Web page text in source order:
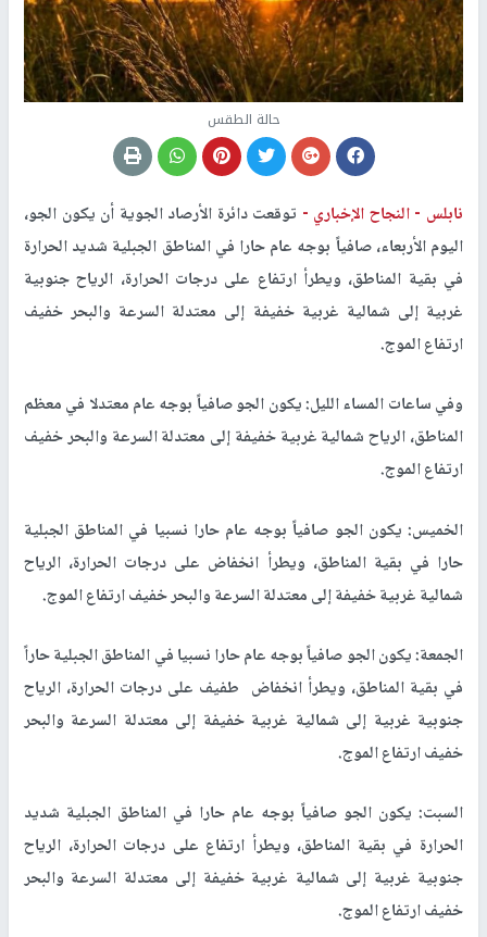
حالة الطقس
نابلس -النجاح الإخباري - توقعت دائرة الأرصاد الجوية أن يكون الجو،
اليوم الأربعاء، صافياً بوجه عام حارا في المناطق الجبلية شديد الحرارة
في بقية المناطق، ويطرأ ارتفاع على درجات الحرارة، الرياح جنوبية
غربية إلى شمالية غربية خفيفة إلى معتدلة السرعة والبحر خفيف
ارتفاع الموج.
وفي ساعات المساء الليل: يكون الجو صافياً بوجه عام معتدلا في معظم
المناطق، الرياح شمالية غربية خفيفة إلى معتدلة السرعة والبحر خفيف
ارتفاع الموج.
الخميس: يكون الجو صافياً بوجه عام حارا نسبيا في المناطق الجبلية
حارا في بقية المناطق، ويطرأ انخفاض على درجات الحرارة، الرياح
شمالية غربية خفيفة إلى معتدلة السرعة والبحر خفيف ارتفاع الموج.
الجمعة: يكون الجو صافياً بوجه عام حارا نسبيا في المناطق الجبلية حاراً
في بقية المناطق، ويطرأ انخفاض طفيف على درجات الحرارة، الرياح
جنوبية غربية إلى شمالية غربية خفيفة إلى معتدلة السرعة والبحر
خفيف ارتفاع الموج.
السبت: يكون الجو صافياً بوجه عام حارا في المناطق الجبلية شديد
الحرارة في بقية المناطق، ويطرأ ارتفاع على درجات الحرارة، الرياح
جنوبية غربية إلى شمالية غربية خفيفة إلى معتدلة السرعة والبحر
خفيف ارتفاع الموج.